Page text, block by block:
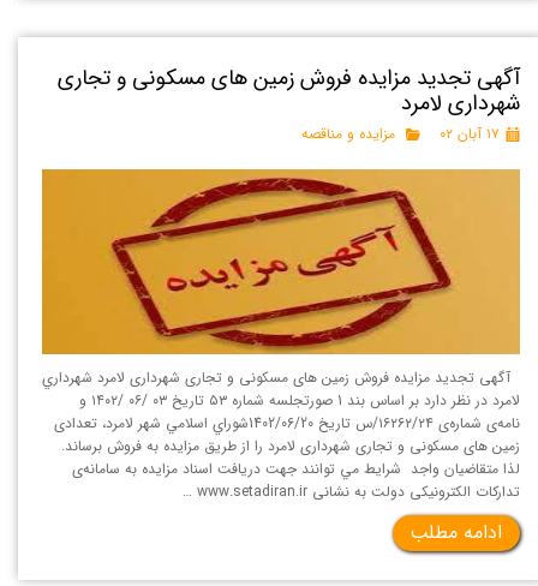
آگهی تجدید مزايده فروش زمين ‌های مسکونی و تجاری
شهرداری لامرد
۱۷ آبان ۰۲ مزایده و مناقصه
آگهی تجدید مزايده فروش زمين ‌های مسکونی و تجاری شهرداری لامرد شهرداري
لامرد در نظر دارد بر اساس بند 1 صورتجلسه شماره ۵۳ تاريخ ۰۳ /۰۶ /۱۴۰۲ و
نامه‌ی شماره‌ی ۱۶۲۶۲/۲۴/س تاریخ 1402/06/20شوراي اسلامي شهر لامرد، تعدادی
زمین های مسکونی و تجاری شهرداری لامرد را از طريق مزايده به فروش برساند.
لذا متقاضيان واجد شرايط مي توانند جهت دريافت اسناد مزايده به سامانه‌ی
تداركات الكترونيكی دولت به نشانی www.setadiran.ir …
ادامه مطلب